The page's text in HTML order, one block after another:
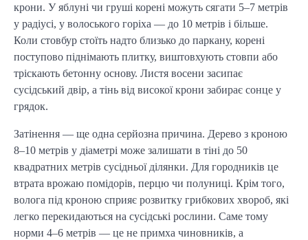
крони. У яблуні чи груші корені можуть сягати 5–7 метрів
у радіусі, у волоського горіха — до 10 метрів і більше.
Коли стовбур стоїть надто близько до паркану, корені
поступово піднімають плитку, виштовхують стовпи або
тріскають бетонну основу. Листя восени засипає
сусідський двір, а тінь від високої крони забирає сонце у
грядок.
Затінення — ще одна серйозна причина. Дерево з кроною
8–10 метрів у діаметрі може залишати в тіні до 50
квадратних метрів сусідньої ділянки. Для городників це
втрата врожаю помідорів, перцю чи полуниці. Крім того,
волога під кроною сприяє розвитку грибкових хвороб, які
легко перекидаються на сусідські рослини. Саме тому
норми 4–6 метрів — це не примха чиновників, а